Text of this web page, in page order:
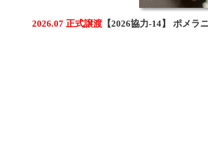
2026.07 正式譲渡【2026協力-14】 ポメラ